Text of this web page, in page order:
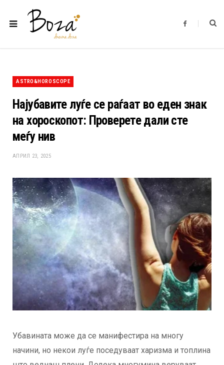
F
b
ASTRO&HOROSCOPE
Најубавите луѓе се раѓаат во еден знак
на хороскопот: Проверете дали сте
меѓу нив
АПРИЛ 23, 2025
Убавината може да се манифестира на многу
начини, но некои луѓе поседуваат харизма и топлина